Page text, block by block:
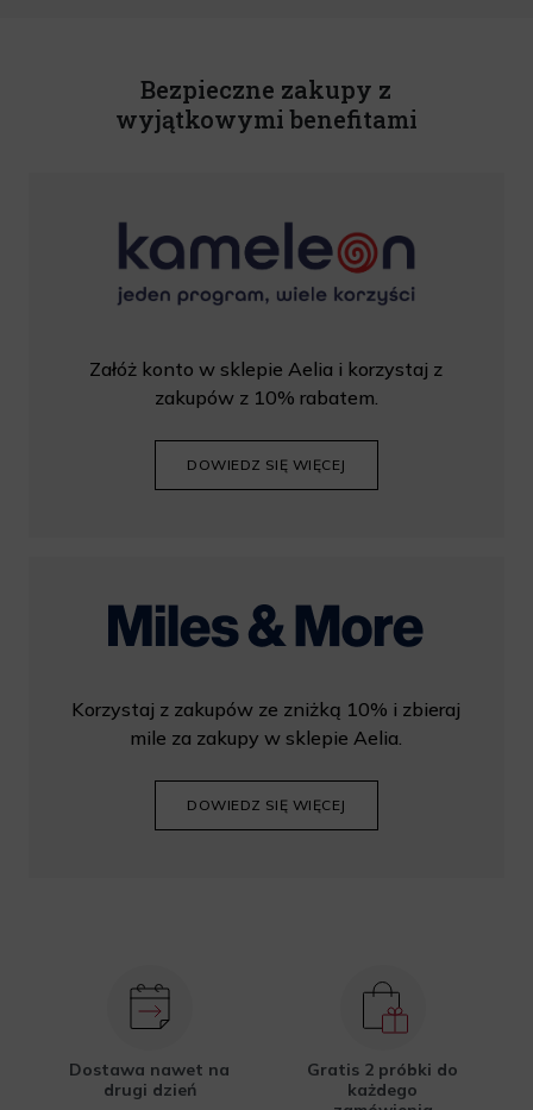
Bezpieczne zakupy z
wyjątkowymi benefitami
Załóż konto w sklepie Aelia i korzystaj z
zakupów z 10% rabatem.
DOWIEDZ SIĘ WIĘCEJ
Korzystaj z zakupów ze zniżką 10% i zbieraj
mile za zakupy w sklepie Aelia.
DOWIEDZ SIĘ WIĘCEJ
Dostawa nawet na
drugi dzień
Gratis 2 próbki do
każdego